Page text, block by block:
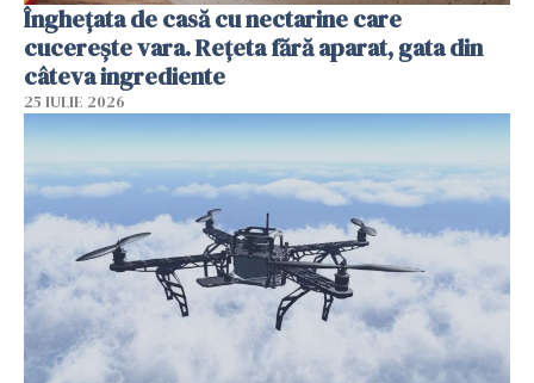
Înghețata de casă cu nectarine care
cucerește vara. Rețeta fără aparat, gata din
câteva ingrediente
25 IULIE 2026